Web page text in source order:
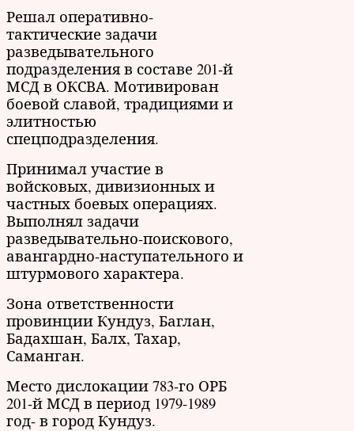
Решал оперативно-
тактические задачи
разведывательного
подразделения в составе 201-й
МСД в ОКСВА. Мотивирован
боевой славой, традициями и
элитностью
спецподразделения.
Принимал участие в
войсковых, дивизионных и
частных боевых операциях.
Выполнял задачи
разведывательно-поискового,
авангардно-наступательного и
штурмового характера.
Зона ответственности
провинции Кундуз, Баглан,
Бадахшан, Балх, Тахар,
Саманган.
Место дислокации 783-го ОРБ
201-й МСД в период 1979-1989
год- в город Кундуз.